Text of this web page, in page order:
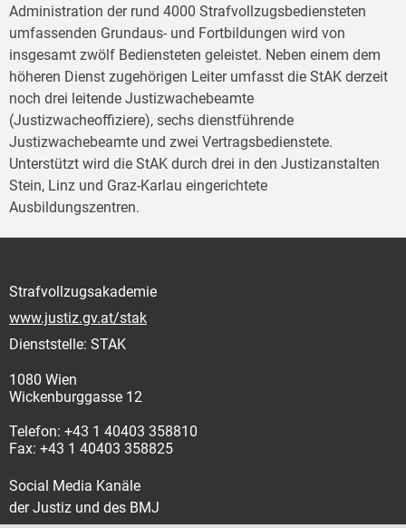
Administration der rund 4000 Strafvollzugsbediensteten
umfassenden Grundaus- und Fortbildungen wird von
insgesamt zwölf Bediensteten geleistet. Neben einem dem
höheren Dienst zugehörigen Leiter umfasst die StAK derzeit
noch drei leitende Justizwachebeamte
(Justizwacheoffiziere), sechs dienstführende
Justizwachebeamte und zwei Vertragsbedienstete.
Unterstützt wird die StAK durch drei in den Justizanstalten
Stein, Linz und Graz-Karlau eingerichtete
Ausbildungszentren.
Strafvollzugsakademie
www.justiz.gv.at/stak
Dienststelle: STAK
1080 Wien
Wickenburggasse 12
Telefon: +43 1 40403 358810
Fax: +43 1 40403 358825
Social Media Kanäle
der Justiz und des BMJ